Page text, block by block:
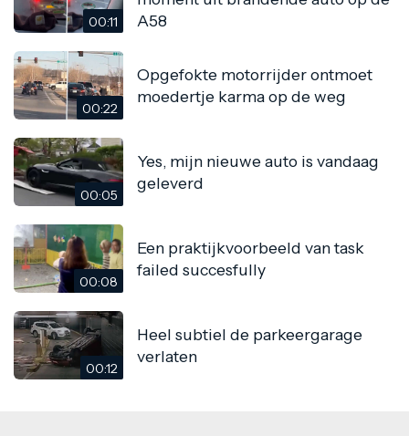
00:11
A58
00:22
Opgefokte motorrijder ontmoet
moedertje karma op de weg
00:05
Yes, mijn nieuwe auto is vandaag
geleverd
00:08
Een praktijkvoorbeeld van task
failed succesfully
00:12
Heel subtiel de parkeergarage
verlaten